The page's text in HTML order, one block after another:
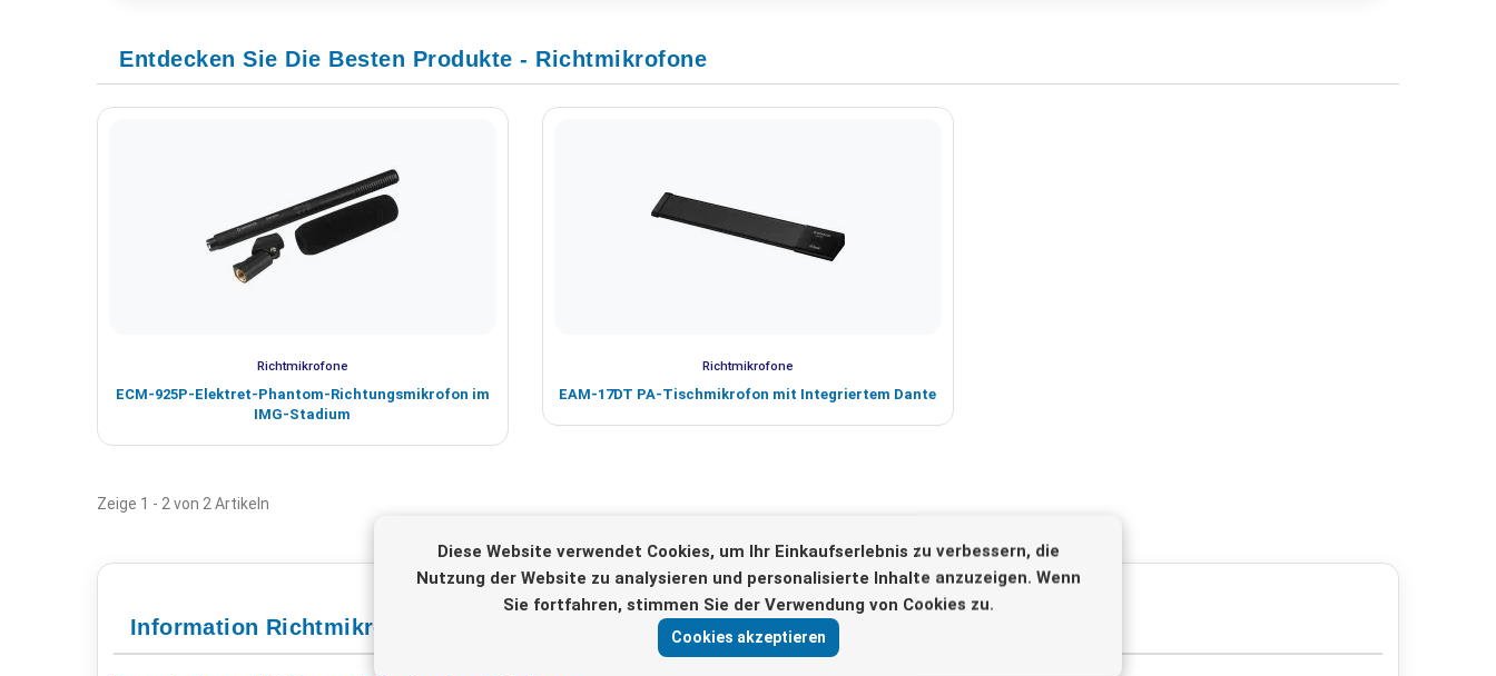
Diese Website verwendet Cookies, um Ihr Einkaufserlebnis zu verbessern, die
Nutzung der Website zu analysieren und personalisierte Inhalte anzuzeigen. Wenn
Sie fortfahren, stimmen Sie der Verwendung von Cookies zu.
Cookies akzeptieren
Entdecken Sie Die Besten Produkte - Richtmikrofone
Richtmikrofone
ECM-925P-Elektret-Phantom-Richtungsmikrofon im
IMG-Stadium
Richtmikrofone
EAM-17DT PA-Tischmikrofon mit Integriertem Dante
Zeige 1 - 2 von 2 Artikeln
Information Richtmikrofone